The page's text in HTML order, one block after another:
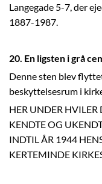
Langegade 5-7, der
1887-1987.
20. En ligsten i grå
Denne sten blev
beskyttelsesrum i
HER UNDER HVILER
KENDTE OG
INDTIL ÅR 1944
KERTEMINDE